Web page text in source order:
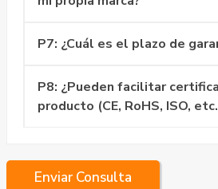
P7: ¿Cuál es el plazo de
P8: ¿Pueden facilitar
producto (CE, RoHS, ISO,
Enviar Consulta